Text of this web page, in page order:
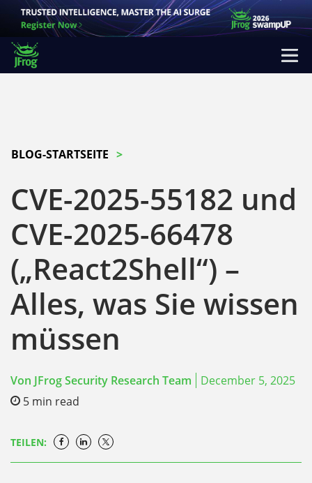
BLOG-STARTSEITE
CVE-2025-55182 und
CVE-2025-66478
(„React2Shell“) –
Alles, was Sie wissen
müssen
Von JFrog Security Research Team
December 5, 2025
5 min read
TEILEN: